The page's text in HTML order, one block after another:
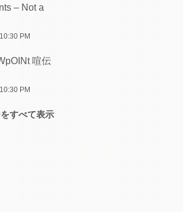
– Not a
10:30 PM
喧伝
10:30 PM
すべて表示